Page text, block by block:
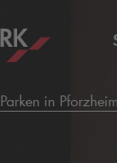
Parken in Pforzheim